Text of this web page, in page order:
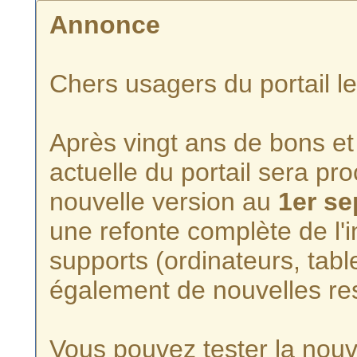
Annonce
Chers usagers du portail
Après vingt ans de bons
actuelle du portail sera
nouvelle version au 1er
une refonte complète de
supports (ordinateurs,
également de nouvelles
Vous pouvez tester la